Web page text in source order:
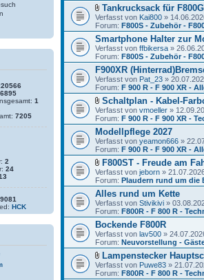
1
7205
2
24
9081
HCK
Tankrucksack für
Verfasst von Kai800 »
Forum: F800S - Zubehör -
Smartphone Halter zur
Verfasst von ffbikersa »
Forum: F800S - Zubehör -
F900XR
Verfasst von Pat_23 »
Forum: F 900 R - F 900 XR -
Schaltplan - Kabel-
Verfasst von vmoeller »
Forum: F 900 R - F 900 XR -
Modellpflege 2027
Verfasst von yeamon666 »
Forum: F 900 R - F 900 XR -
F800ST - Freude am
Verfasst von jeborn »
Forum: Plaudern rund um die
Alles rund um Kette
Verfasst von Stivikivi »
Forum: F800R - F 800 R -
Bockende F800R
Verfasst von lav500 »
Forum: Neuvorstellung -
Lampenstecker
Verfasst von Puwe83 »
Forum: F800R - F 800 R -